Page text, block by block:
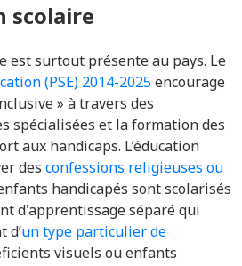
scolaire
est surtout présente au pays. Le
(PSE) 2014-2025encourage
» à travers des
spécialisées et la formation des
aux handicaps. L’éducation
des confessions religieuses ou
handicapés sont scolarisés
d'apprentissage séparé qui
d’un type particulier de
visuels ou enfants